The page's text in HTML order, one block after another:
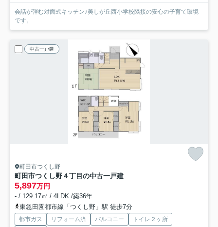
会話が弾む対面式キッチン♪美しが丘西小学校隣接の安心の子育て環境
です。
中古一戸建
町田市つくし野
町田市つくし野４丁目の中古一戸建
5,897万円
- / 129.17㎡ / 4LDK /築36年
東急田園都市線「つくし野」駅 徒歩7分
都市ガス リフォーム済 バルコニー
トイレ２ヶ所